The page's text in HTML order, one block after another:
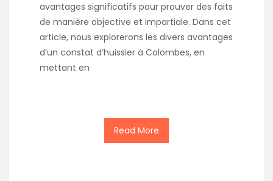
avantages significatifs pour prouver des faits
de manière objective et impartiale. Dans cet
article, nous explorerons les divers avantages
d’un constat d’huissier à Colombes, en
mettant en
Read More